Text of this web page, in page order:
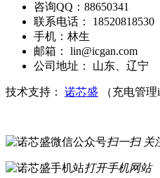
咨询QQ：88650341
联系电话： 18520818530
手机：林生
邮箱： lin@icgan.com
公司地址： 山东、辽宁
技术支持： 诺芯盛 （充电管理
扫一扫 关
打开手机网站